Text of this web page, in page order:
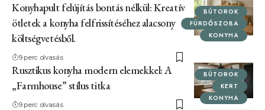
BÚTOROK
FÜRDŐSZOBA
KONYHA
Konyhapult felújítás bontás nélkül: Kreatív
ötletek a konyha felfrissítéséhez alacsony
költségvetésből.
9 perc olvasás
BÚTOROK
KERT
KONYHA
Rusztikus konyha modern elemekkel: A
„Farmhouse” stílus titka
9 perc olvasás